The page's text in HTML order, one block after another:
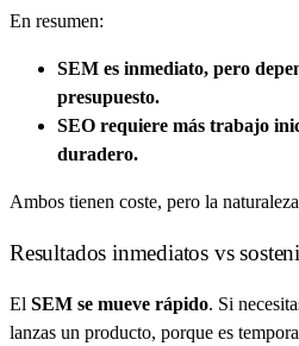
En resumen:
SEM es inmediato, pero
presupuesto.
SEO requiere más trabajo
duradero.
Ambos tienen coste, pero la
Resultados inmediatos vs
El SEM se mueve rápido. Si
lanzas un producto, porque es